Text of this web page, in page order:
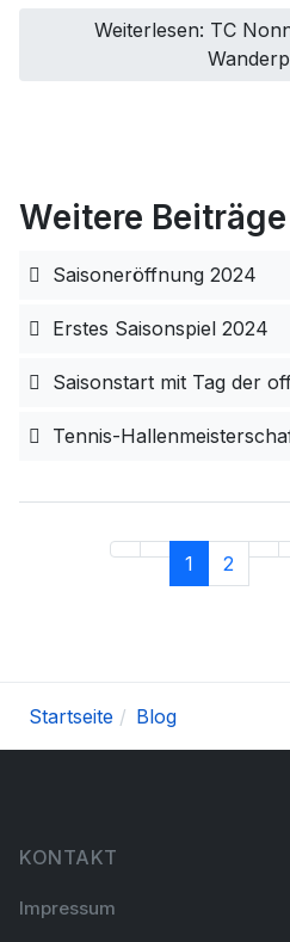
Weiterlesen: TC
Weitere
Saisoneröffnung 2024
Erstes Saisonspiel 2024
Saisonstart mit Tag der
Tennis-
1 2
Startseite Blog
KONTAKT
Impressum